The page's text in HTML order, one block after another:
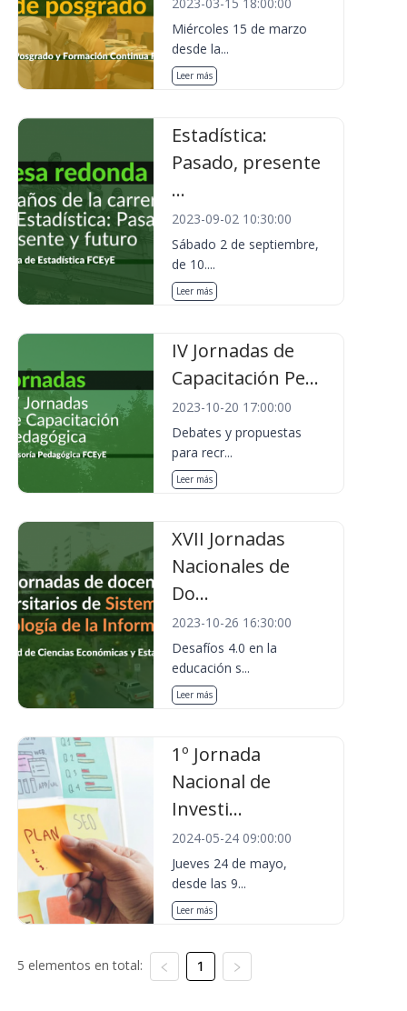
Miércoles 15 de marzo
desde la...
Leer más
Estadística:
Pasado, presente
...
2023-09-02 10:30:00
Sábado 2 de septiembre,
de 10....
Leer más
IV Jornadas de
Capacitación Pe...
2023-10-20 17:00:00
Debates y propuestas
para recr...
Leer más
XVII Jornadas
Nacionales de
Do...
2023-10-26 16:30:00
Desafíos 4.0 en la
educación s...
Leer más
1º Jornada
Nacional de
Investi...
2024-05-24 09:00:00
Jueves 24 de mayo,
desde las 9...
Leer más
5 elementos en total: 1